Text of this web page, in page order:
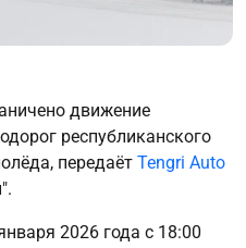
движение
республиканского
передаёт Tengri Auto
2026 года с 18:00